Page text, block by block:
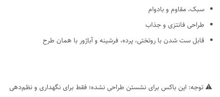
سبک، مقاوم و بادوام
طراحی فانتزی و جذاب
قابل ست شدن با روتختی، پرده، فرشینه و آباژور با همان طرح
⚠️ توجه: این باکس برای نشستن طراحی نشده؛ فقط برای نگهداری و نظم‌دهی